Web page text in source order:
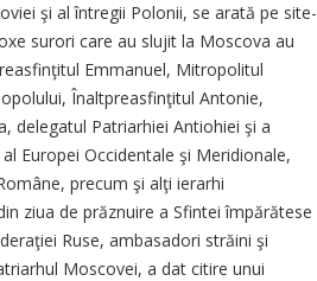
şi al întregii Polonii, se arată pe site-
surori care au slujit la Moscova au
Emmanuel, Mitropolitul
Înaltpreasfinţitul Antonie,
delegatul Patriarhiei Antiohiei şi a
Europei Occidentale şi Meridionale,
precum şi alţi ierarhi
ziua de prăznuire a Sfintei împărătese
Ruse, ambasadori străini şi
Moscovei, a dat citire unui